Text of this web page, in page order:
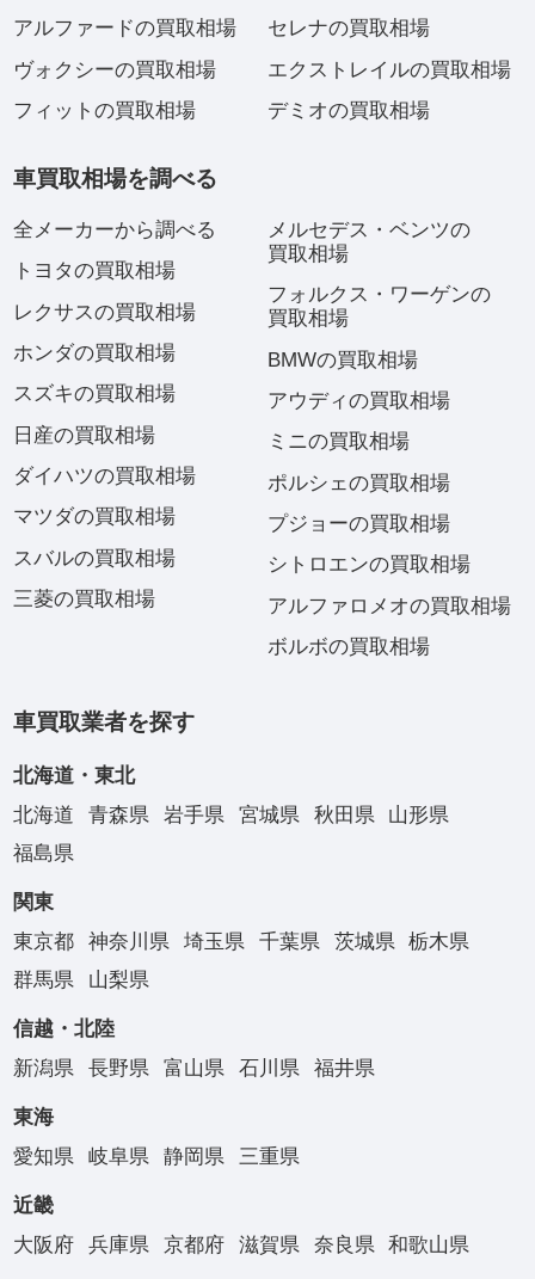
アルファードの買取相場
ヴォクシーの買取相場
フィットの買取相場
セレナの買取相場
エクストレイルの買取相場
デミオの買取相場
車買取相場を調べる
全メーカーから調べる
トヨタの買取相場
レクサスの買取相場
ホンダの買取相場
スズキの買取相場
日産の買取相場
ダイハツの買取相場
マツダの買取相場
スバルの買取相場
三菱の買取相場
メルセデス・ベンツの
買取相場
フォルクス・ワーゲンの
買取相場
BMWの買取相場
アウディの買取相場
ミニの買取相場
ポルシェの買取相場
プジョーの買取相場
シトロエンの買取相場
アルファロメオの買取相場
ボルボの買取相場
車買取業者を探す
北海道・東北
北海道
青森県 岩手県 宮城県 秋田県
山形県
福島県
関東
東京都
神奈川県 埼玉県 千葉県 茨城県
栃木県
群馬県
山梨県
信越・北陸
新潟県
長野県 富山県 石川県 福井県
東海
愛知県
岐阜県 静岡県 三重県
近畿
大阪府
兵庫県 京都府 滋賀県 奈良県 和歌山県